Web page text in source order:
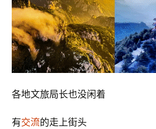
各地文旅局长也没闲着
有交流的走上街头